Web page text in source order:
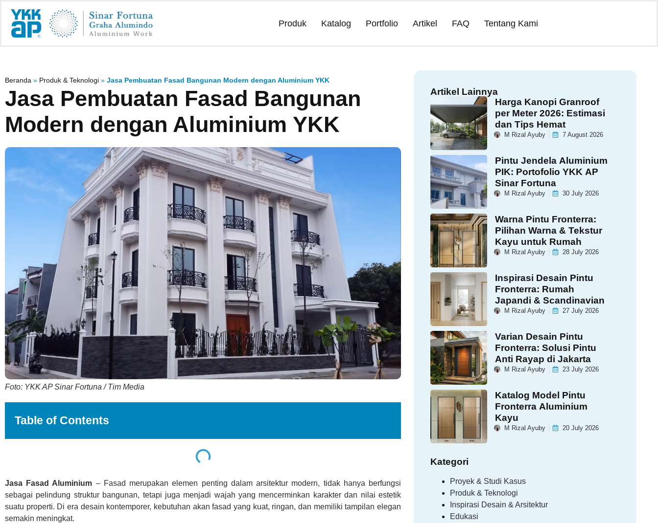
Produk Katalog Portfolio Artikel FAQ Tentang Kami
Beranda » Produk & Teknologi » Jasa Pembuatan Fasad Bangunan Modern dengan Aluminium YKK
Jasa Pembuatan Fasad Bangunan
Modern dengan Aluminium YKK
Foto: YKK AP Sinar Fortuna / Tim Media
Table of Contents
Jasa Fasad Aluminium – Fasad merupakan elemen penting dalam arsitektur modern, tidak hanya berfungsi
sebagai pelindung struktur bangunan, tetapi juga menjadi wajah yang mencerminkan karakter dan nilai estetik
suatu properti. Di era desain kontemporer, kebutuhan akan fasad yang kuat, ringan, dan memiliki tampilan elegan
semakin meningkat.
Artikel Lainnya
Harga Kanopi Granroof
per Meter 2026: Estimasi
dan Tips Hemat
M Rizal Ayuby 7 August 2026
Pintu Jendela Aluminium
PIK: Portofolio YKK AP
Sinar Fortuna
M Rizal Ayuby 30 July 2026
Warna Pintu Fronterra:
Pilihan Warna & Tekstur
Kayu untuk Rumah
M Rizal Ayuby 28 July 2026
Inspirasi Desain Pintu
Fronterra: Rumah
Japandi & Scandinavian
M Rizal Ayuby 27 July 2026
Varian Desain Pintu
Fronterra: Solusi Pintu
Anti Rayap di Jakarta
M Rizal Ayuby 23 July 2026
Katalog Model Pintu
Fronterra Aluminium
Kayu
M Rizal Ayuby 20 July 2026
Kategori
Proyek & Studi Kasus
Produk & Teknologi
Inspirasi Desain & Arsitektur
Edukasi